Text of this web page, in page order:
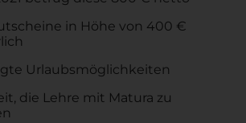
in Höhe von 400 €
Urlaubsmöglichkeiten
die Lehre mit Matura zu